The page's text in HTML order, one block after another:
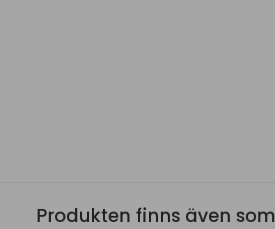
Produkten finns även som